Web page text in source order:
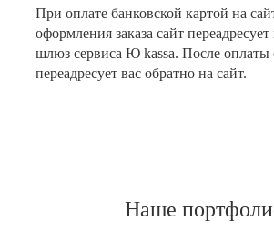
При оплате банковской картой на
оформления заказа сайт
шлюз сервиса Ю kassa. После оплаты
переадресует вас обратно на сайт.
Наше